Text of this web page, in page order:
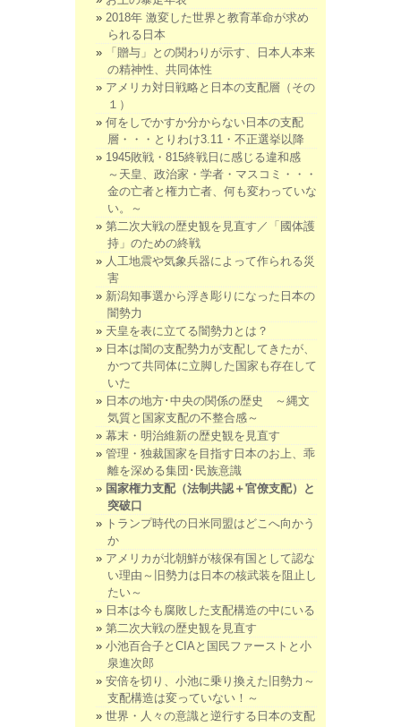
2018年 激変した世界と教育革命が求め
られる日本
「贈与」との関わりが示す、日本人本来
の精神性、共同体性
アメリカ対日戦略と日本の支配層（その
１）
何をしでかすか分からない日本の支配
層・・・とりわけ3.11・不正選挙以降
1945敗戦・815終戦日に感じる違和感
～天皇、政治家・学者・マスコミ・・・
金の亡者と権力亡者、何も変わっていな
い。～
第二次大戦の歴史観を見直す／「國体護
持」のための終戦
人工地震や気象兵器によって作られる災
害
新潟知事選から浮き彫りになった日本の
闇勢力
天皇を表に立てる闇勢力とは？
日本は闇の支配勢力が支配してきたが、
かつて共同体に立脚した国家も存在して
いた
日本の地方･中央の関係の歴史 ～縄文
気質と国家支配の不整合感～
幕末・明治維新の歴史観を見直す
管理・独裁国家を目指す日本のお上、乖
離を深める集団･民族意識
国家権力支配（法制共認＋官僚支配）と
突破口
トランプ時代の日米同盟はどこへ向かう
か
アメリカが北朝鮮が核保有国として認な
い理由～旧勢力は日本の核武装を阻止し
たい～
日本は今も腐敗した支配構造の中にいる
第二次大戦の歴史観を見直す
小池百合子とCIAと国民ファーストと小
泉進次郎
安倍を切り、小池に乗り換えた旧勢力～
支配構造は変っていない！～
世界・人々の意識と逆行する日本の支配